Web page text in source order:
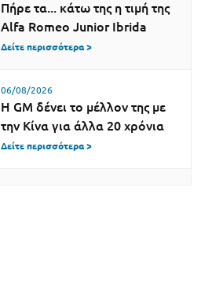
Πήρε τα... κάτω της η τιμή της
Alfa Romeo Junior Ibrida
Δείτε περισσότερα >
06/08/2026
Η GM δένει το μέλλον της με
την Κίνα για άλλα 20 χρόνια
Δείτε περισσότερα >